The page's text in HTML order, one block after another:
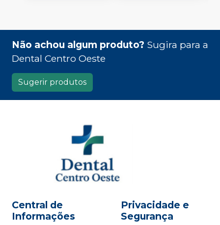
Não achou algum produto? Sugira para a
Dental Centro Oeste
Sugerir produtos
Central de
Informações
Privacidade e
Segurança